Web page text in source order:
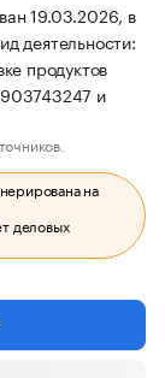
19.03.2026, в
деятельности:
продуктов
и
на
деловых